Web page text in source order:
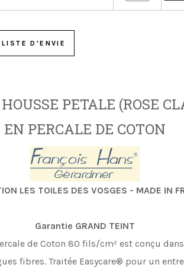
D'ENVIE
PETALE (ROSE
EN PERCALE DE COTON
LES TOILES DES VOSGES - MADE IN
Garantie GRAND TEINT
de Coton 80 fils/cm² est conçu
fibres. Traitée Easycare® pour un